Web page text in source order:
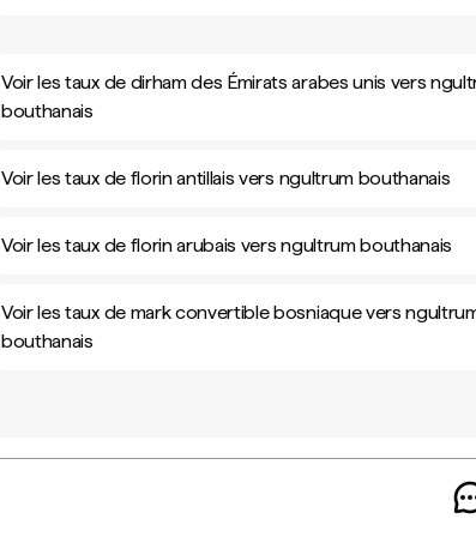
Voir les taux de dirham des Émirats arabes unis vers
bouthanais
Voir les taux de florin antillais vers ngultrum bouthanais
Voir les taux de florin arubais vers ngultrum bouthanais
Voir les taux de mark convertible bosniaque vers
bouthanais